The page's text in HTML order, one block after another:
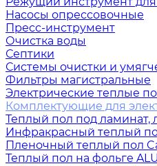
Насосы опрессовочные
Пресс-инструмент
Очистка воды
Септики
Системы очистки и
Фильтры магистральные
Электрические теплые
Комплектующие для
Теплый пол под ламинат,
Инфракрасный теплый
Пленочный теплый пол
Теплый пол на фольге